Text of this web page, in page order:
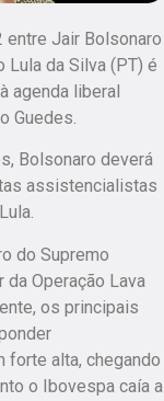
entre Jair Bolsonaro
da Silva (PT) é
agenda liberal
Guedes.
Bolsonaro deverá
assistencialistas
do Supremo
da Operação Lava
os principais
forte alta, chegando
o Ibovespa caía a